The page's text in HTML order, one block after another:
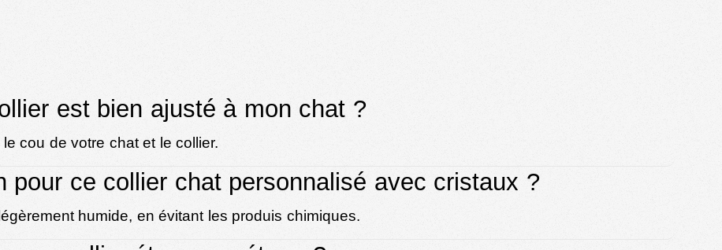
est bien ajusté à mon chat ?
cou de votre chat et le collier.
pour ce collier chat personnalisé avec cristaux ?
humide, en évitant les produis chimiques.